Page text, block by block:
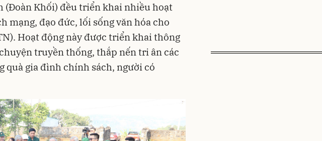
(Đoàn Khối) đều triển khai nhiều hoạt
mạng, đạo đức, lối sống văn hóa cho
Hoạt động này được triển khai thông
truyền thống, thắp nến tri ân các
quà gia đình chính sách, người có